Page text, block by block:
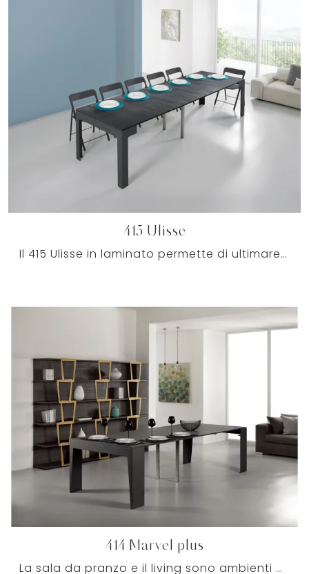
415 Ulisse
Il 415 Ulisse in laminato permette di ultimare una zona pranzo bella e agevole con praticità e design.
414 Marvel plus
La sala da pranzo e il living sono ambienti di casa per eccellenza dedicati all'ospitalità, dove si socializza attorno al tavolo con amici e parenti.